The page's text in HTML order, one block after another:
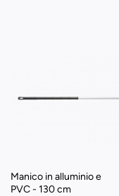
Manico in alluminio e
PVC - 130 cm